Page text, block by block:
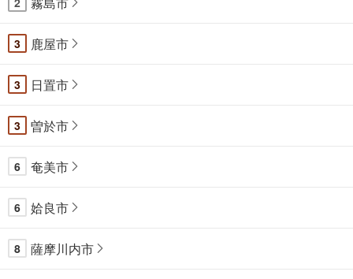
3 鹿屋市
3 日置市
3 曽於市
6 奄美市
6 姶良市
8 薩摩川内市